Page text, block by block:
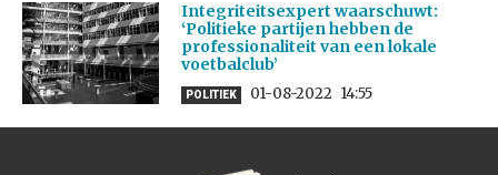
Integriteitsexpert waarschuwt:
‘Politieke partijen hebben de
professionaliteit van een lokale
voetbalclub’
POLITIEK 01-08-2022 14:55